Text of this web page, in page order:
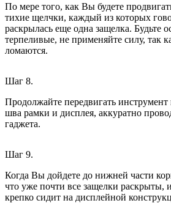
По мере того, как Вы будете
тихие щелчки, каждый из которых
раскрылась еще одна защелка. Будьте
терпеливые, не применяйте силу, так
ломаются.
Шаг 8.
Продолжайте передвигать инструмент
шва рамки и дисплея, аккуратно
гаджета.
Шаг 9.
Когда Вы дойдете до нижней части
что уже почти все защелки раскрыты,
крепко сидит на дисплейной